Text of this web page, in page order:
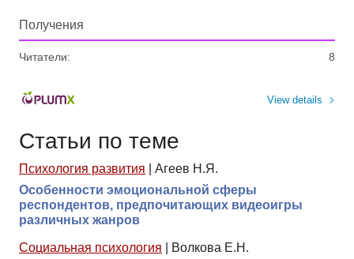
Получения
Читатели: 8
View details
Статьи по теме
Психология развития
Агеев Н.Я.
Особенности эмоциональной сферы
респондентов, предпочитающих видеоигры
различных жанров
Социальная психология
Волкова Е.Н.